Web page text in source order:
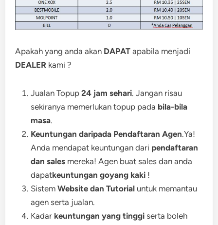
Apakah yang anda akan DAPATapabila menjadi
DEALER kami ?
Jualan Topup 24 jam sehari. Jangan risau
sekiranya memerlukan topup pada bila-bila
masa.
Keuntungan daripada Pendaftaran Agen.Ya!
Anda mendapat keuntungan dari pendaftaran
dan sales mereka! Agen buat sales dan anda
dapatkeuntungan goyang kaki !
SistemWebsite dan Tutorial untuk memantau
agen serta jualan.
Kadar keuntungan yang tinggi serta boleh